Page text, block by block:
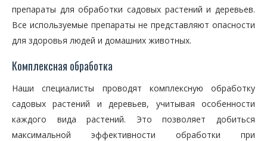
препараты для обработки садовых растений и деревьев.
Все используемые препараты не представляют опасности
для здоровья людей и домашних животных.
Комплексная обработка
Наши специалисты проводят комплексную обработку
садовых растений и деревьев, учитывая особенности
каждого вида растений. Это позволяет добиться
максимальной эффективности обработки при